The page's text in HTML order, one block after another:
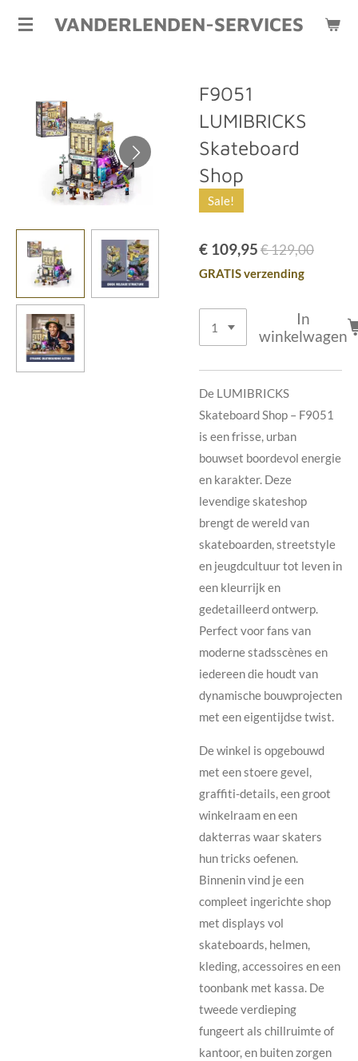
Ga
hoofdinhoud
VANDERLENDEN-SERVICES
F9051
LUMIBRICKS
Skateboard
Shop
Sale!
€ 109,95€ 129,00
GRATIS verzending
In
winkelwagen
De LUMIBRICKS
Skateboard Shop – F9051
is een frisse, urban
bouwset boordevol energie
en karakter. Deze
levendige skateshop
brengt de wereld van
skateboarden, streetstyle
en jeugdcultuur tot leven in
een kleurrijk en
gedetailleerd ontwerp.
Perfect voor fans van
moderne stadsscènes en
iedereen die houdt van
dynamische bouwprojecten
met een eigentijdse twist.
De winkel is opgebouwd
met een stoere gevel,
graffiti-details, een groot
winkelraam en een
dakterras waar skaters
hun tricks oefenen.
Binnenin vind je een
compleet ingerichte shop
met displays vol
skateboards, helmen,
kleding, accessoires en een
toonbank met kassa. De
tweede verdieping
fungeert als chillruimte of
kantoor, en buiten zorgen